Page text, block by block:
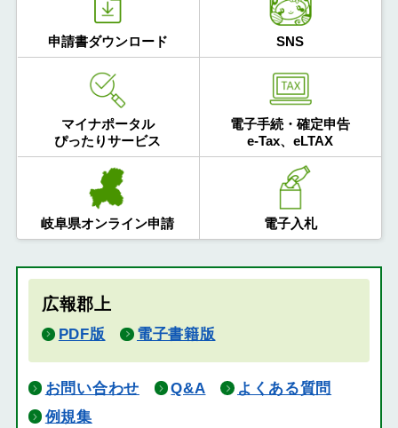
申請書ダウンロード SNS
マイナポータル
ぴったりサービス
電子手続・確定申告
e-Tax、eLTAX
岐阜県オンライン申請 電子入札
広報郡上
PDF版 電子書籍版
お問い合わせ Q&A
よくある質問
例規集